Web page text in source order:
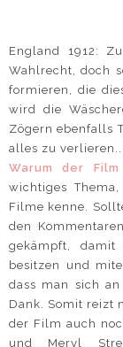
England 1912:
Wahlrecht, doch
formieren, die
wird die
Zögern ebenfalls
alles zu verlieren...
Warum der
wichtiges
Filme kenne.
den
gekämpft,
besitzen und
dass man sich
Dank. Somit reizt
der Film auch
und Meryl